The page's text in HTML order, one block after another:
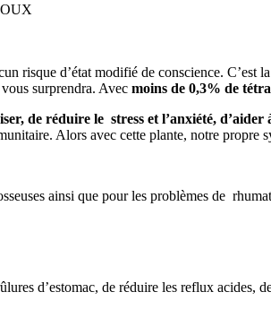
risque d’état modifié de conscience.
surprendra. Avec moins de 0,3% de
de réduire le stress et l’anxiété, d’aider
Alors avec cette plante, notre propre
ainsi que pour les problèmes de
d’estomac, de réduire les reflux acides,